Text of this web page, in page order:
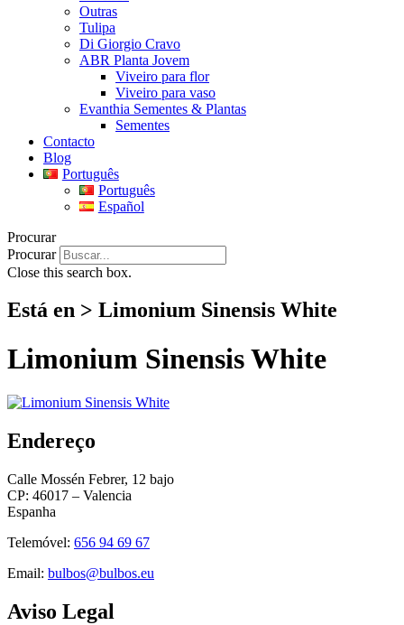
Outras
Tulipa
Di Giorgio Cravo
ABR Planta Jovem
Viveiro para flor
Viveiro para vaso
Evanthia Sementes & Plantas
Sementes
Contacto
Blog
Português
Português
Español
Procurar
Procurar
Close this search box.
Está en > Limonium Sinensis White
Limonium Sinensis White
Endereço
Calle Mossén Febrer, 12 bajo
CP: 46017 – Valencia
Espanha
Telemóvel: 656 94 69 67
Email: bulbos@bulbos.eu
Aviso Legal